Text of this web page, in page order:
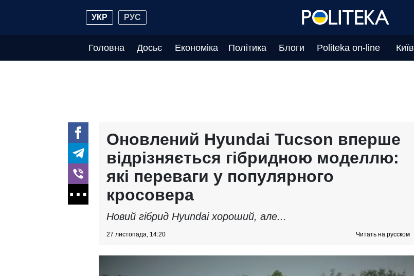
УКР РУС
Головна Досьє Економіка Політика Блоги Politeka on-line Київ
Оновлений Hyundai Tucson вперше
відрізняється гібридною моделлю:
які переваги у популярного
кросовера
Новий гібрид Hyundai хороший, але...
27 листопада, 14:20 Читать на русском